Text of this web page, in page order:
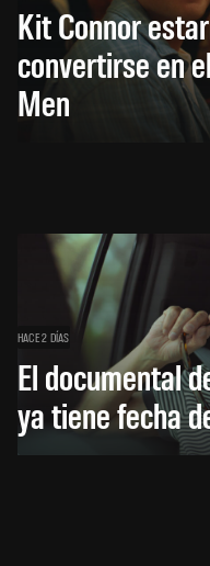
Kit Connor
convertirse en
Men
HACE 2 DÍAS
El documental
ya tiene fecha